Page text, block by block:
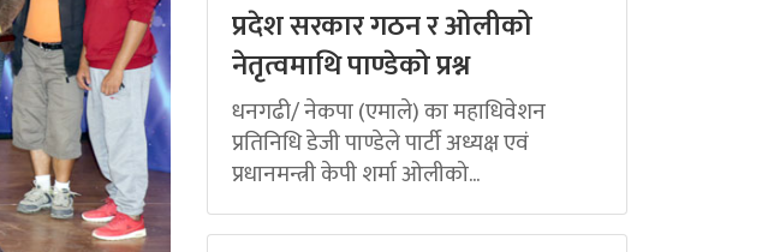
प्रदेश सरकार गठन र ओलीको
नेतृत्वमाथि पाण्डेको प्रश्न
धनगढी/ नेकपा (एमाले) का महाधिवेशन
प्रतिनिधि डेजी पाण्डेले पार्टी अध्यक्ष एवं
प्रधानमन्त्री केपी शर्मा ओलीको...